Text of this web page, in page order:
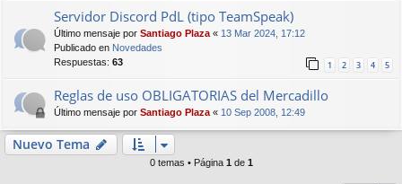
Servidor Discord PdL (tipo TeamSpeak)
Último mensaje por Santiago Plaza « 13 Mar 2024, 17:12
Publicado en Novedades
Respuestas: 63 1 2 3 4 5
Reglas de uso OBLIGATORIAS del Mercadillo
Último mensaje por Santiago Plaza « 10 Sep 2008, 12:49
Nuevo Tema
0 temas • Página 1 de 1